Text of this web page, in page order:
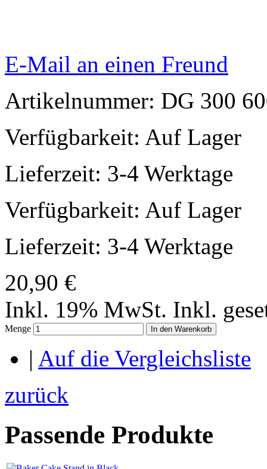
E-Mail an einen Freund
Artikelnummer: DG 300
Verfügbarkeit: Auf Lager
Lieferzeit: 3-4 Werktage
Verfügbarkeit: Auf Lager
Lieferzeit: 3-4 Werktage
20,90 €
Inkl. 19% MwSt. Inkl.
Menge In den Warenkorb
| Auf die Vergleichsliste
zurück
Passende Produkte